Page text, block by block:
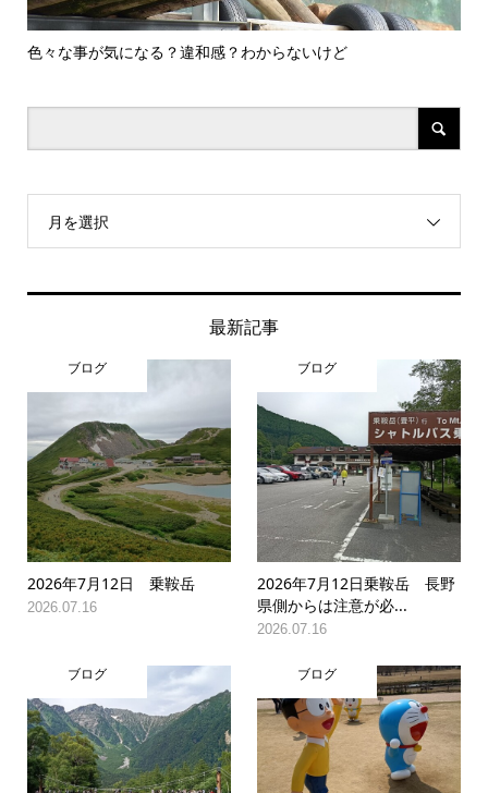
色々な事が気になる？違和感？わからないけど
月を選択
最新記事
ブログ
2026年7月12日 乗鞍岳
2026.07.16
ブログ
2026年7月12日乗鞍岳 長野
県側からは注意が必...
2026.07.16
ブログ ブログ